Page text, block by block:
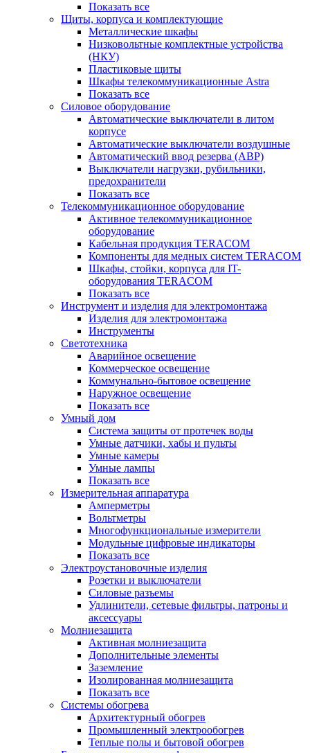
Показать все
Щиты, корпуса и комплектующие
Металлические шкафы
Низковольтные комплектные устройства
(НКУ)
Пластиковые щиты
Шкафы телекоммуникационные Astra
Показать все
Силовое оборудование
Автоматические выключатели в литом
корпусе
Автоматические выключатели воздушные
Автоматический ввод резерва (АВР)
Выключатели нагрузки, рубильники,
предохранители
Показать все
Телекоммуникационное оборудование
Активное телекоммуникационное
оборудование
Кабельная продукция TERACOM
Компоненты для медных систем TERACOM
Шкафы, стойки, корпуса для IT-
оборудования TERACOM
Показать все
Инструмент и изделия для электромонтажа
Изделия для электромонтажа
Инструменты
Светотехника
Аварийное освещение
Коммерческое освещение
Коммунально-бытовое освещение
Наружное освещение
Показать все
Умный дом
Система защиты от протечек воды
Умные датчики, хабы и пульты
Умные камеры
Умные лампы
Показать все
Измерительная аппаратура
Амперметры
Вольтметры
Многофункциональные измерители
Модульные цифровые индикаторы
Показать все
Электроустановочные изделия
Розетки и выключатели
Силовые разъемы
Удлинители, сетевые фильтры, патроны и
аксессуары
Молниезащита
Активная молниезащита
Дополнительные элементы
Заземление
Изолированная молниезащита
Показать все
Системы обогрева
Архитектурный обогрев
Промышленный электрообогрев
Теплые полы и бытовой обогрев